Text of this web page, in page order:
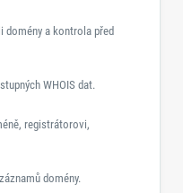
domény a kontrola před
WHOIS dat.
registrátorovi,
domény.